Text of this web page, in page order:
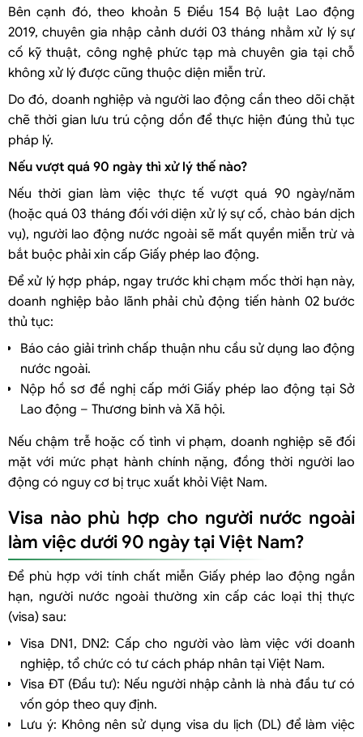
Bên cạnh đó, theo khoản 5 Điều 154 Bộ luật Lao động
2019, chuyên gia nhập cảnh dưới 03 tháng nhằm xử lý sự
cố kỹ thuật, công nghệ phức tạp mà chuyên gia tại chỗ
không xử lý được cũng thuộc diện miễn trừ.
Do đó, doanh nghiệp và người lao động cần theo dõi chặt
chẽ thời gian lưu trú cộng dồn để thực hiện đúng thủ tục
pháp lý.
Nếu vượt quá 90 ngày thì xử lý thế nào?
Nếu thời gian làm việc thực tế vượt quá 90 ngày/năm
(hoặc quá 03 tháng đối với diện xử lý sự cố, chào bán dịch
vụ), người lao động nước ngoài sẽ mất quyền miễn trừ và
bắt buộc phải xin cấp Giấy phép lao động.
Để xử lý hợp pháp, ngay trước khi chạm mốc thời hạn này,
doanh nghiệp bảo lãnh phải chủ động tiến hành 02 bước
thủ tục:
Báo cáo giải trình chấp thuận nhu cầu sử dụng lao động
nước ngoài.
Nộp hồ sơ đề nghị cấp mới Giấy phép lao động tại Sở
Lao động – Thương binh và Xã hội.
Nếu chậm trễ hoặc cố tình vi phạm, doanh nghiệp sẽ đối
mặt với mức phạt hành chính nặng, đồng thời người lao
động có nguy cơ bị trục xuất khỏi Việt Nam.
Visa nào phù hợp cho người nước ngoài
làm việc dưới 90 ngày tại Việt Nam?
Để phù hợp với tính chất miễn Giấy phép lao động ngắn
hạn, người nước ngoài thường xin cấp các loại thị thực
(visa) sau:
Visa DN1, DN2: Cấp cho người vào làm việc với doanh
nghiệp, tổ chức có tư cách pháp nhân tại Việt Nam.
Visa ĐT (Đầu tư): Nếu người nhập cảnh là nhà đầu tư có
vốn góp theo quy định.
Lưu ý: Không nên sử dụng visa du lịch (DL) để làm việc